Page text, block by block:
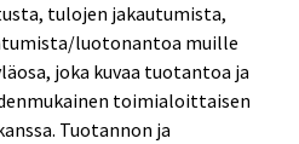
tulojen jakautumista,
luotonantoa muille
joka kuvaa tuotantoa ja
toimialoittaisen
Tuotannon ja